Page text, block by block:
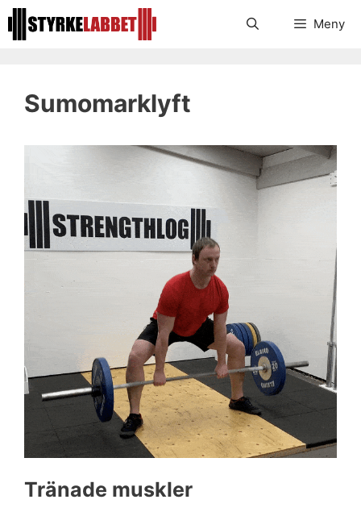
Hoppa
till
Meny
Sumomarklyft
Tränade muskler